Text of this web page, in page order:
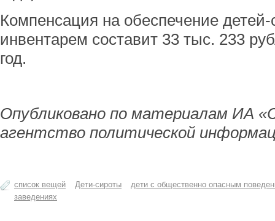
Компенсация на обеспечение
инвентарем составит 33 тыс. 233
год.
Опубликовано по материалам ИА
агентство политической
список вещей Дети-сироты
дети с общественно опасным
заведениях